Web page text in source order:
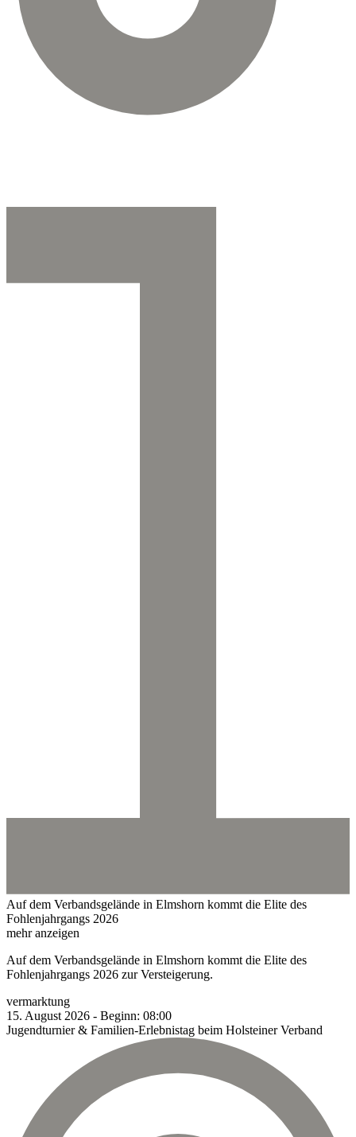
Auf dem Verbandsgelände in Elmshorn kommt die Elite des
Fohlenjahrgangs 2026
mehr anzeigen
Auf dem Verbandsgelände in Elmshorn kommt die Elite des
Fohlenjahrgangs 2026 zur Versteigerung.
vermarktung
15. August 2026 - Beginn: 08:00
Jugendturnier & Familien-Erlebnistag beim Holsteiner Verband